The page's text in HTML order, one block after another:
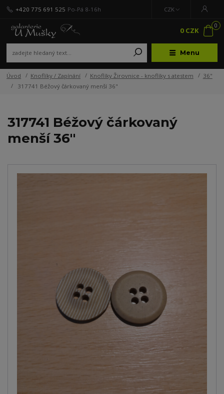
Menu
CZK
+420 775 691 525 Po-Pá 8-16h
0
0 CZK
Úvod Knoflíky / Zapínání Knoflíky Žirovnice - knoflíky s atestem
36"
317741 Béžový čárkovaný menší 36"
317741 Béžový čárkovaný
menší 36"